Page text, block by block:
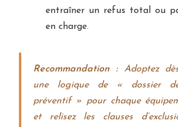
entraîner un refus total ou
en charge.
Recommandation :Adoptez
une logique de « dossier
préventif » pour chaque
et relisez les clauses